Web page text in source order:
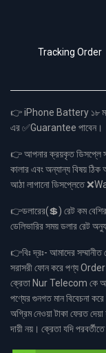
Tracking Order
👉 iPhone Battery ১৮
এর ✅Guarantee পাবেন।
👉 আপনার ক্রয়কৃত ডিসপ্লে
কালার এবং অন্যান্য বিষয়
আঠা লাগানো ডিসপ্লেতে
👉ডলারের(💲) রেট কম
ডেলিভারির সময় ডলার রেট
👉বিঃ দ্রঃ- আমাদের
সরাসরী ফোন করে পণ্য Order
ক্রেতা Nur Telecom কে
পণ্যের গুনগত মান বিবেচনা
অগ্রিম নেওয়া টাকা ফেরত
দায়ী নয়। ক্রেতা যদি